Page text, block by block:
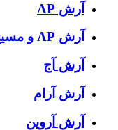
آرش AP
آرش AP و مسیح
آرش آج
آرش آرام
آرش آروین